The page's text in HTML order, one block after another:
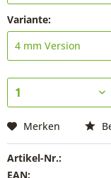
Variante:
Merken
Artikel-Nr.:
EAN: